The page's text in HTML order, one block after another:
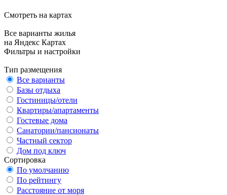
Смотреть на картах
Все варианты жилья
на Яндекс Картах
Фильтры и настройки
Тип размещения
Все варианты
Базы отдыха
Гостиницы/отели
Квартиры/апартаменты
Гостевые дома
Санатории/пансионаты
Частный сектор
Дом под ключ
Сортировка
По умолчанию
По рейтингу
Расстояние от моря